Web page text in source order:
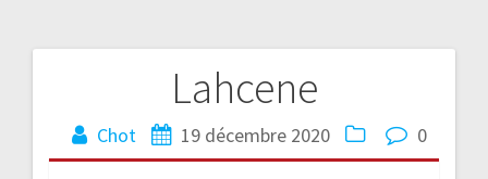
Lahcene
Chot 19 décembre 2020 0